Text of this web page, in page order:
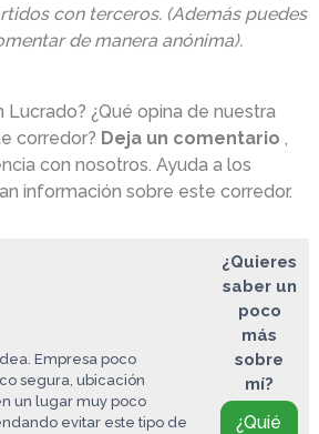
con terceros. (Además puedes
de manera anónima).
Lucrado? ¿Qué opina de nuestra
corredor? Deja un comentario ,
con nosotros. Ayuda a los
información sobre este corredor.
Empresa poco
segura, ubicación
un lugar muy poco
evitar este tipo de
¿Quieres
saber un
poco
más
sobre
mí?
¿Quié